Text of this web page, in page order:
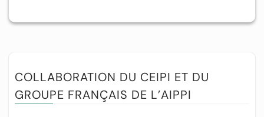
COLLABORATION DU CEIPI ET DU
GROUPE FRANÇAIS DE L’AIPPI